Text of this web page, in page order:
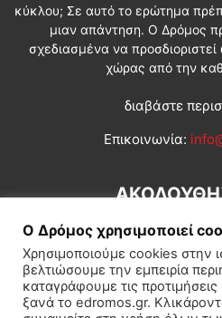
κύκλου; Σε αυτό το ερώτημα
μιαν απάντηση. Ο Δρόμος
σχεδιασμένα να
χώρας από την
διαβάστε
Επικοινωνία:
Ο Δρόμος χρησιμοποιεί
Χρησιμοποιούμε cookies στην
βελτιώσουμε την εμπειρία
καταγράφουμε τις
ξανά το edromos.gr.